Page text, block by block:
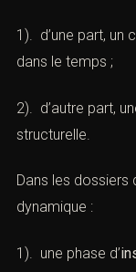
(Violence
judiciaire et
probatoire
dans le temps ;
structurelle.